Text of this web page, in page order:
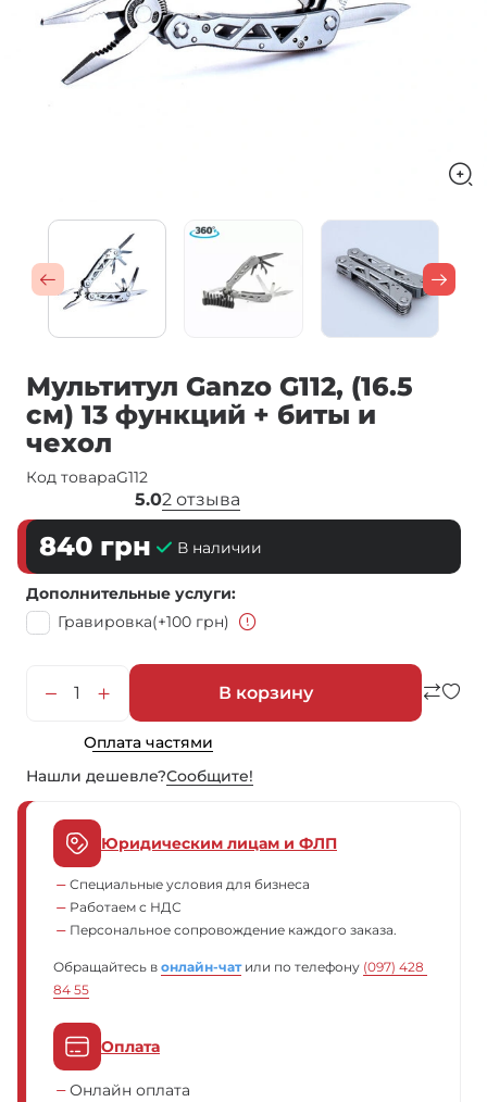
Мультитул Ganzo G112, (16.5
см) 13 функций + биты и
чехол
Код товараG112
5.02 отзыва
840 грн В наличии
Дополнительные услуги
Гравировка(+100 грн)
В корзину
Оплата частями
Нашли дешевле?Сообщите!
Юридическим лицам и ФЛП
Специальные условия для бизнеса
Работаем с НДС
Персональное сопровождение каждого заказа.
Обращайтесь в онлайн-чатили по телефону (097) 428
84 55
Оплата
Онлайн оплата